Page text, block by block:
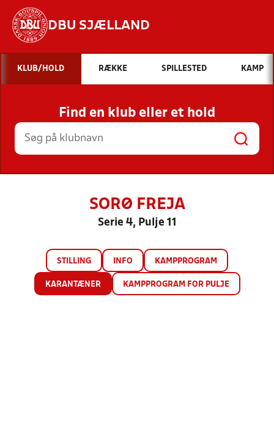
DBU SJÆLLAND
Hvad vil du søge efter?
INDHOLD OG NYHEDER
STILLINGER, RESULTATER, KLUBBER OG
HOLD
KLUB/HOLD RÆKKE SPILLESTED KAMP
Find en klub eller et hold
SORØ FREJA
Serie 4, Pulje 11
STILLING INFO KAMPPROGRAM
KARANTÆNER KAMPPROGRAM FOR PULJE